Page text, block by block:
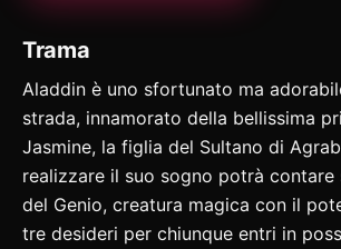
Trama
Aladdin è uno sfortunato ma
strada, innamorato della bellissima
Jasmine, la figlia del Sultano di
realizzare il suo sogno potrà contare
del Genio, creatura magica con il
tre desideri per chiunque entri in